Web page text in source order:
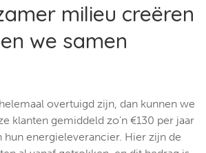
milieu creëren
we samen
overtuigd zijn, dan kunnen we
klanten gemiddeld zo’n €130 per jaar
hun energieleverancier. Hier zijn de